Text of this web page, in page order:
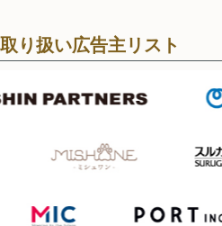
取り扱い広告主リスト